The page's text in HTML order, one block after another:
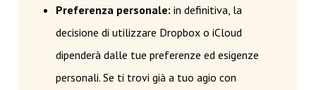
Preferenza personale: in definitiva, la
decisione di utilizzare Dropbox o iCloud
dipenderà dalle tue preferenze ed esigenze
personali. Se ti trovi già a tuo agio con